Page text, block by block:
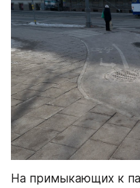
На примыкающих к